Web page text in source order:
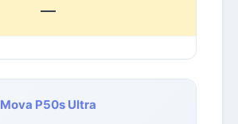
—
Mova P50s Ultra